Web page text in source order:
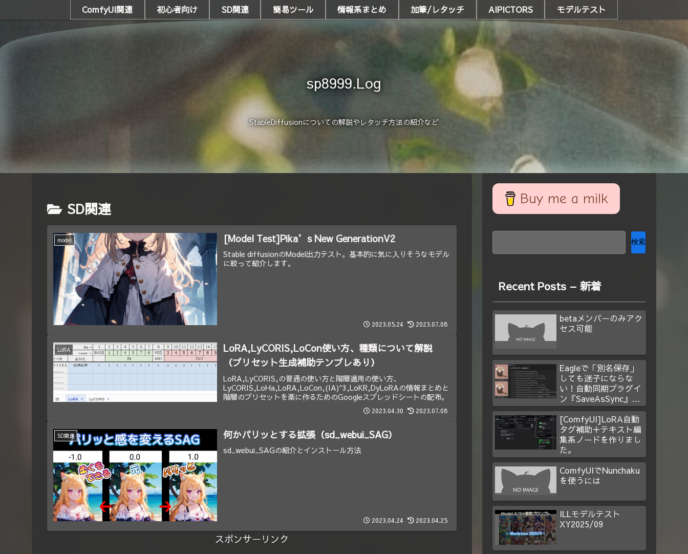
sp8999.Log
StableDiffusionについての解説やレタッチ方法の紹介など
ComfyUI関連 初心者向け SD関連 簡易ツール 情報系まとめ 加筆/レタッチ AIPICTORS モデルテスト
SD関連
model [Model Test]Pika’s New GenerationV2
Stable diffusionのModel出力テスト。基本的に気に入りそうなモデル
に絞って紹介します。
2023.05.24 2023.07.08
LoRA
LoRA,LyCORIS,LoCon使い方、種類について解説
（プリセット生成補助テンプレあり）
LoRA,LyCORIS,の普通の使い方と階層適用の使い方、
LyCORIS,LoHa,LoRA,LoCon,(IA)^3,LoKR,DyLoRAの情報まとめと
階層のプリセットを楽に作るためのGoogleスプレッドシートの配布。
2023.04.30 2023.07.08
SD関連 何かパリッとする拡張（sd_webui_SAG）
sd_webui_SAGの紹介とインストール方法
2023.04.24 2023.04.25
スポンサーリンク
Buy me a milk
検索
Recent Posts – 新着
betaメンバーのみアク
セス可能
Eagleで「別名保存」
しても迷子にならな
い！自動同期プラグイ
ン『SaveAsSync』を
作った
[ComfyUI]LoRA自動
タグ補助＋テキスト編
集系ノードを作りまし
た。
ComfyUIでNunchaku
を使うには
ILLモデルテスト
XY2025/09